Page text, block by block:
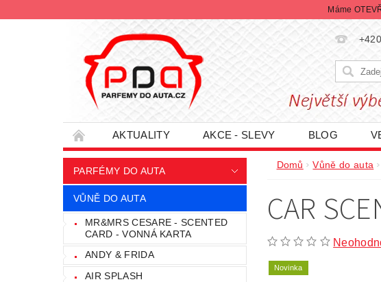
Máme
AKTUALITY AKCE - SLEVY BLOG
HODNOCENÍ OBCHODU PODMÍNKY OCHRANY
INFORMACE - SLEVOVÉ KUPÓNY
PARFÉMY DO AUTA
VŮNĚ DO AUTA
MR&MRS CESARE - SCENTED
CARD - VONNÁ KARTA
ANDY & FRIDA
AIR SPLASH
Domů Vůně do auta
CAR
Novinka